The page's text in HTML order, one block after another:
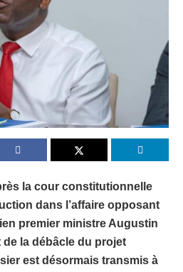
la cour constitutionnelle
dans l’affaire opposant
premier ministre Augustin
de la débâcle du projet
est désormais transmis à